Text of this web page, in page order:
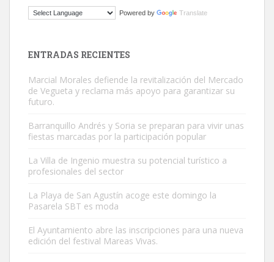
El ayuntamiento se va a llevar a Los Gatos callejeros de la zona los
Gato manso encontrado
Este gato macho ha aparecido en la calle hace menos de un mes,
es muy manso y extremadamente cari...
Powered by Translate
ENTRADAS RECIENTES
Marcial Morales defiende la revitalización del Mercado
de Vegueta y reclama más apoyo para garantizar su
futuro.
Barranquillo Andrés y Soria se preparan para vivir unas
fiestas marcadas por la participación popular
La Villa de Ingenio muestra su potencial turístico a
profesionales del sector
La Playa de San Agustín acoge este domingo la
Pasarela SBT es moda
El Ayuntamiento abre las inscripciones para una nueva
edición del festival Mareas Vivas.